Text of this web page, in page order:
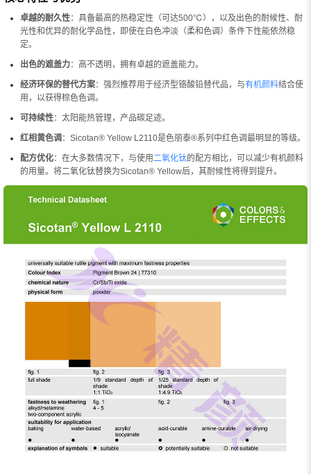
卓越的耐久性：具备最高的热稳定性（可达500℃），以及出色的耐候性、耐
光性和优异的耐化学品性，即使在白色冲淡（柔和色调）条件下性能依然稳
定。
出色的遮盖力：高不透明，拥有卓越的遮盖能力。
经济环保的替代方案：强烈推荐用于经济型铬酸铅替代品，与有机颜料结合使
用，以获得棕色色调。
可持续性：太阳能热管理，产品碳足迹。
红相黄色调 ：Sicotan® Yellow L2110是色丽泰®系列中红色调最明显的等级。
配方优化：在大多数情况下，与使用 二氧化钛的配方相比，可以减少有机颜料
的用量。将二氧化钛替换为Sicotan® Yellow后，其耐候性将得到提升。